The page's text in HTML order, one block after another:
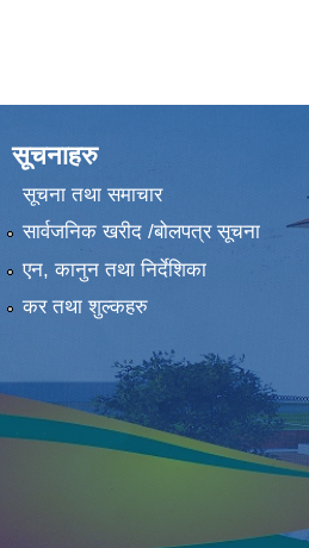
सूचनाहरु
सूचना तथा समाचार
सार्वजनिक खरीद /बोलपत्र सूचना
एन, कानुन तथा निर्देशिका
कर तथा शुल्कहरु